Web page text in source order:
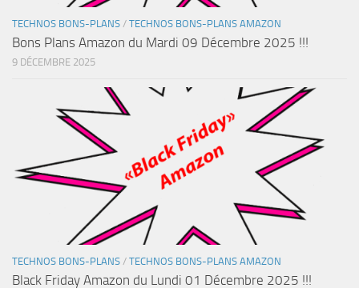
TECHNOS BONS-PLANS / TECHNOS BONS-PLANS AMAZON
Bons Plans Amazon du Mardi 09 Décembre 2025 !!!
9 DÉCEMBRE 2025
TECHNOS BONS-PLANS / TECHNOS BONS-PLANS AMAZON
Black Friday Amazon du Lundi 01 Décembre 2025 !!!